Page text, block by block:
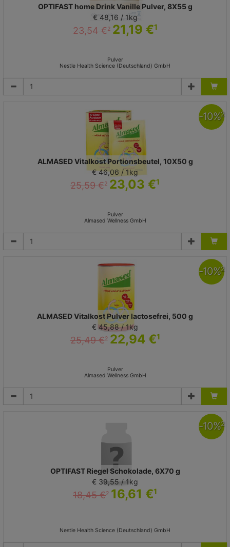
OPTIFAST home Drink Vanille Pulver, 8X55 g
€ 48,16 / 1kg
23,54 €2 21,19 €1
Pulver
Nestle Health Science (Deutschland) GmbH
ALMASED Vitalkost Portionsbeutel, 10X50 g
€ 46,06 / 1kg
25,59 €2 23,03 €1
Pulver
Almased Wellness GmbH
-10%2
ALMASED Vitalkost Pulver lactosefrei, 500 g
€ 45,88 / 1kg
25,49 €2 22,94 €1
Pulver
Almased Wellness GmbH
-10%2
OPTIFAST Riegel Schokolade, 6X70 g
€ 39,55 / 1kg
18,45 €2 16,61 €1
Nestle Health Science (Deutschland) GmbH
-10%2